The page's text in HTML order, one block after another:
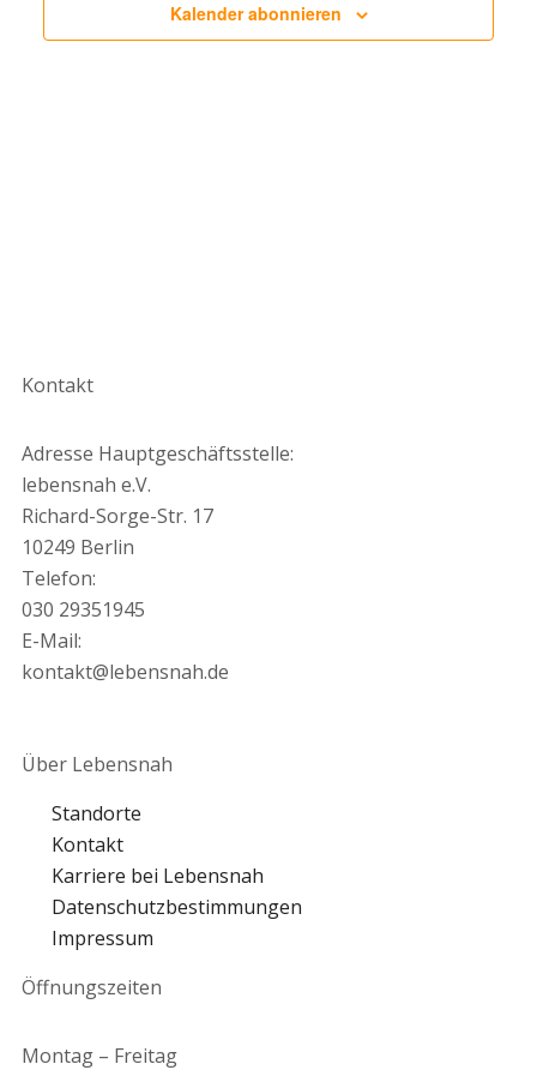
Kalender abonnieren
Kontakt
Adresse Hauptgeschäftsstelle:
lebensnah e.V.
Richard-Sorge-Str. 17
10249 Berlin
Telefon:
030 29351945
E-Mail:
kontakt@lebensnah.de
Über Lebensnah
Standorte
Kontakt
Karriere bei Lebensnah
Datenschutzbestimmungen
Impressum
Öffnungszeiten
Montag – Freitag